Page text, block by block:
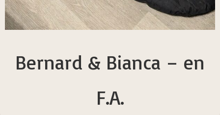
Bernard & Bianca – en
F.A.